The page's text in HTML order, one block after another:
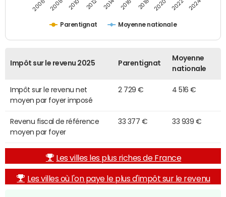
Parentignat Moyenne nationale
2006 2008 2010 2012 2014 2016 2018 2020 2022 2024
Impôt sur le revenu 2025 Parentignat
Moyenne
nationale
Impôt sur le revenu net
moyen par foyer imposé
2 729 € 4 516 €
Revenu fiscal de référence
moyen par foyer
33 377 € 33 939 €
Les villes les plus riches de France
Les villes où l'on paye le plus d'impôt sur le revenu